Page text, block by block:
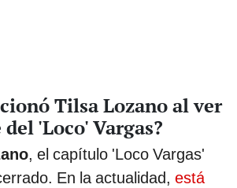
Tilsa Lozano al ver
'Loco' Vargas?
, el capítulo 'Loco Vargas'
En la actualidad, está